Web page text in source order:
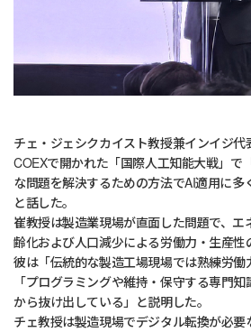
チェ・ジェシクカイスト教授兼インイジ代
COEXで開かれた「国際人工知能大戦」で
な問題を解決するための方法でAI適用に多
と話した。
崔教授は製造業現場が直面した問題で、エ
齢化および人口減少による労働力・生産性
彼は「伝統的な製造工場現場では熟練労働
「プログラミングや維持・保守する専門
から抜け出している」と説明した。
チェ教授は製造現場でデジタル転換が必要